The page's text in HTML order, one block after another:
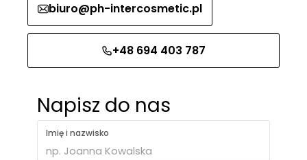
biuro@ph-intercosmetic.pl
+48 694 403 787
Napisz do nas
Imię i nazwisko